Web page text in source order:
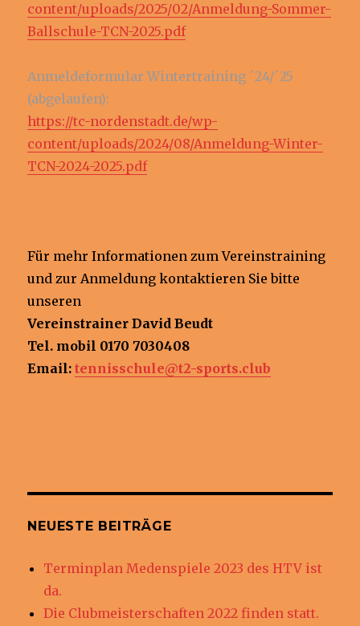
content/uploads/2025/02/Anmeldung-Sommer-
Ballschule-TCN-2025.pdf
Anmeldeformular Wintertraining ´24/´25
(abgelaufen):
https://tc-nordenstadt.de/wp-
content/uploads/2024/08/Anmeldung-Winter-
TCN-2024-2025.pdf
Für mehr Informationen zum Vereinstraining
und zur Anmeldung kontaktieren Sie bitte
unseren
Vereinstrainer David Beudt
Tel. mobil 0170 7030408
Email:tennisschule@t2-sports.club
NEUESTE BEITRÄGE
Terminplan Medenspiele 2023 des HTV ist
da.
Die Clubmeisterschaften 2022 finden statt.